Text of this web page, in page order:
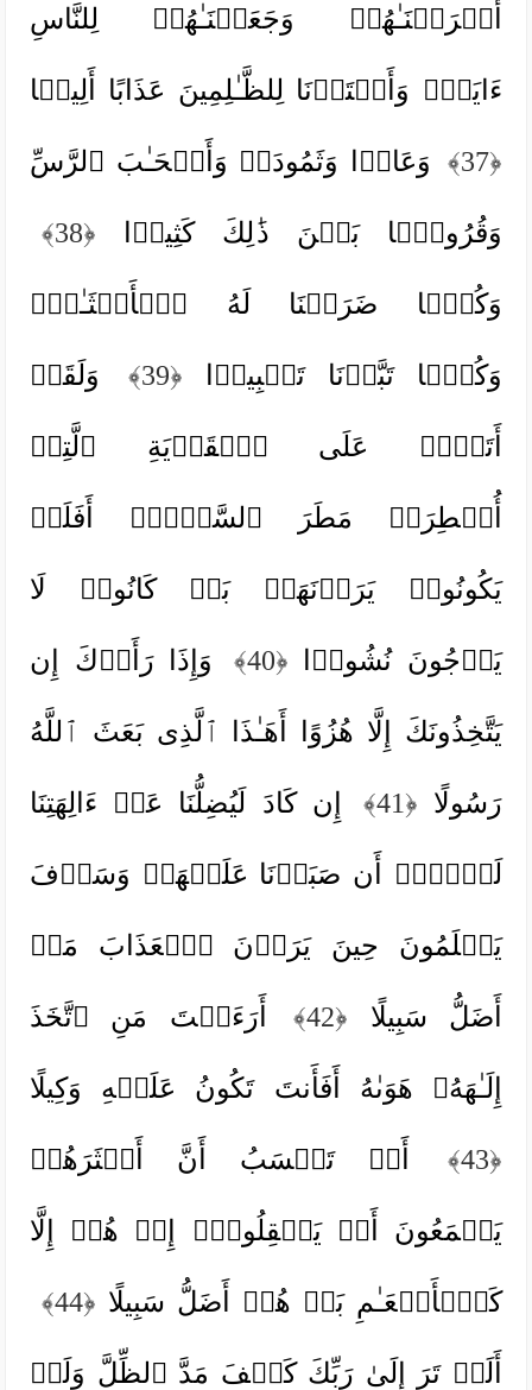
أَغۡرَقۡنَـٰهُمۡ وَجَعَلۡنَـٰهُمۡ لِلنَّاسِ
ءَایَةࣰۖ وَأَعۡتَدۡنَا لِلظَّـٰلِمِینَ عَذَابًا أَلِیمࣰا
﴿37﴾ وَعَادࣰا وَثَمُودَا۟ وَأَصۡحَـٰبَ ٱلرَّسِّ
وَقُرُونَۢا بَیۡنَ ذَ ٰ⁠لِكَ كَثِیرࣰا ﴿38﴾
وَكُلࣰّا ضَرَبۡنَا لَهُ ٱلۡأَمۡثَـٰلَۖ
وَكُلࣰّا تَبَّرۡنَا تَتۡبِیرࣰا ﴿39﴾ وَلَقَدۡ
أَتَوۡا۟ عَلَى ٱلۡقَرۡیَةِ ٱلَّتِیۤ
أُمۡطِرَتۡ مَطَرَ ٱلسَّوۡءِۚ أَفَلَمۡ
یَكُونُوا۟ یَرَوۡنَهَاۚ بَلۡ كَانُوا۟ لَا
یَرۡجُونَ نُشُورࣰا ﴿40﴾ وَإِذَا رَأَوۡكَ إِن
یَتَّخِذُونَكَ إِلَّا هُزُوًا أَهَـٰذَا ٱلَّذِی بَعَثَ ٱللَّهُ
رَسُولًا ﴿41﴾ إِن كَادَ لَیُضِلُّنَا عَنۡ ءَالِهَتِنَا
لَوۡلَاۤ أَن صَبَرۡنَا عَلَیۡهَاۚ وَسَوۡفَ
یَعۡلَمُونَ حِینَ یَرَوۡنَ ٱلۡعَذَابَ مَنۡ
أَضَلُّ سَبِیلًا ﴿42﴾ أَرَءَیۡتَ مَنِ ٱتَّخَذَ
إِلَـٰهَهُۥ هَوَىٰهُ أَفَأَنتَ تَكُونُ عَلَیۡهِ وَكِیلًا
﴿43﴾ أَمۡ تَحۡسَبُ أَنَّ أَكۡثَرَهُمۡ
یَسۡمَعُونَ أَوۡ یَعۡقِلُونَۚ إِنۡ هُمۡ إِلَّا
كَٱلۡأَنۡعَـٰمِ بَلۡ هُمۡ أَضَلُّ سَبِیلًا ﴿44﴾
أَلَمۡ تَرَ إِلَىٰ رَبِّكَ كَیۡفَ مَدَّ ٱلظِّلَّ وَلَوۡ